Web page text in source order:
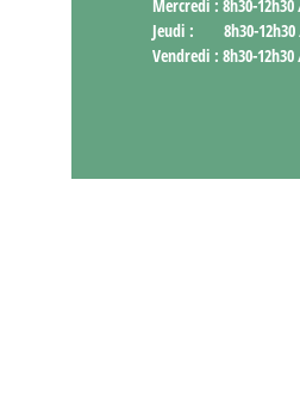
Mercredi : 8h30-
Jeudi : 8h30-12h30 /
Vendredi : 8h30-12h30